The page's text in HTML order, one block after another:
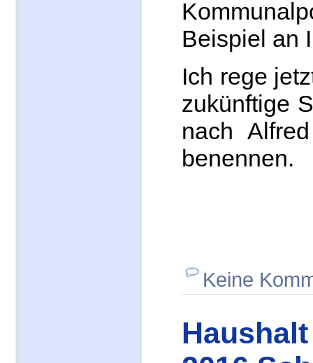
Beispiel an
Ich rege
zukünftige
nach
benennen.
Keine